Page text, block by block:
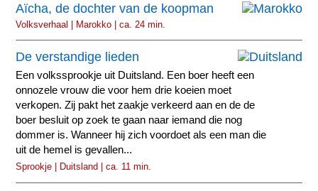
Aïcha, de dochter van de koopman
Volksverhaal | Marokko | ca. 24 min.
De verstandige lieden
Een volkssprookje uit Duitsland. Een boer heeft een
onnozele vrouw die voor hem drie koeien moet
verkopen. Zij pakt het zaakje verkeerd aan en de de
boer besluit op zoek te gaan naar iemand die nog
dommer is. Wanneer hij zich voordoet als een man die
uit de hemel is gevallen...
Sprookje | Duitsland | ca. 11 min.